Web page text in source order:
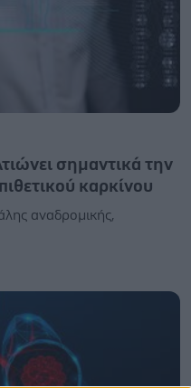
σημαντικά την
καρκίνου
αναδρομικής,